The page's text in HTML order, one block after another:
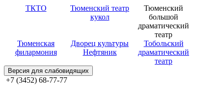
ТКТО
Тюменский театр
кукол
Тюменский
большой
драматический
театр
Тюменская
филармония
Дворец культуры
Нефтяник
Тобольский
драматический
театр
Версия для слабовидящих
+7 (3452) 68-77-77